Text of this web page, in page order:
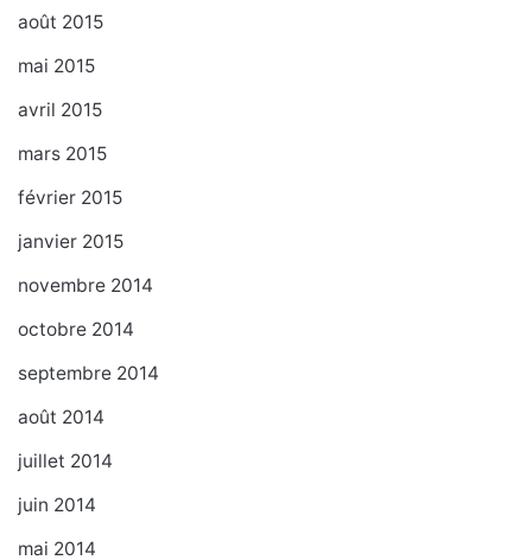
août 2015
mai 2015
avril 2015
mars 2015
février 2015
janvier 2015
novembre 2014
octobre 2014
septembre 2014
août 2014
juillet 2014
juin 2014
mai 2014